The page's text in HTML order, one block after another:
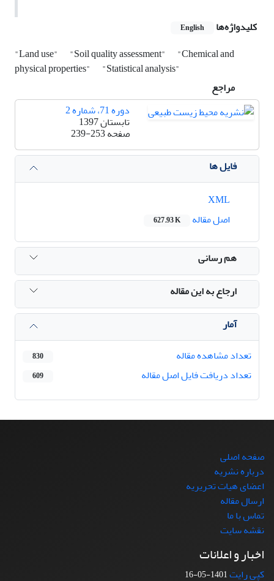
کلیدواژه‌ها
English
"Land use" "Soil quality assessment"
"Chemical and
physical properties"
"Statistical analysis"
مراجع
دوره 71، شماره 2
تابستان 1397
صفحه239-253
فایل ها
اصل مقاله
627.93 K
هم رسانی
ارجاع به این مقاله
آمار
تعداد مشاهده مقاله
830
تعداد دریافت فایل اصل مقاله 609
صفحه اصلی
درباره نشریه
اعضای هیات تحریریه
ارسال مقاله
تماس با ما
نقشه سایت
اخبار و اعلانات
کپی رایت1401-05-16